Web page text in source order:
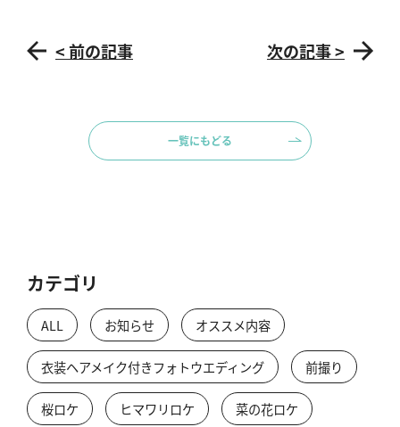
< 前の記事 次の記事 >
一覧にもどる
カテゴリ
ALL お知らせ オススメ内容
衣装ヘアメイク付きフォトウエディング 前撮り
桜ロケ ヒマワリロケ 菜の花ロケ